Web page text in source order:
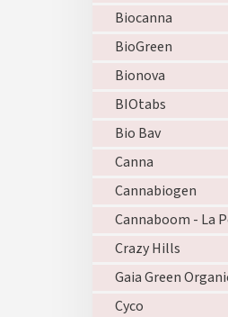
Biocanna
BioGreen
Bionova
BIOtabs
Bio Bav
Canna
Cannabiogen
Cannaboom - La
Crazy Hills
Gaia Green
Cyco